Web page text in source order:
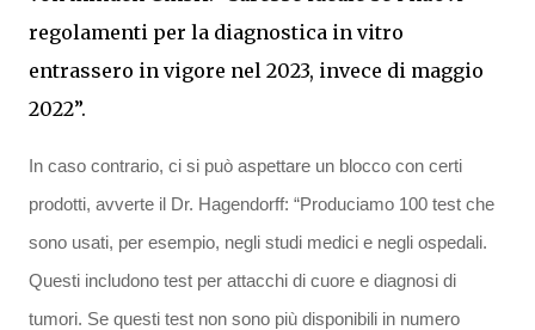
regolamenti per la diagnostica in vitro
entrassero in vigore nel 2023, invece di maggio
2022”.
In caso contrario, ci si può aspettare un blocco con certi
prodotti, avverte il Dr. Hagendorff: “Produciamo 100 test che
sono usati, per esempio, negli studi medici e negli ospedali.
Questi includono test per attacchi di cuore e diagnosi di
tumori. Se questi test non sono più disponibili in numero